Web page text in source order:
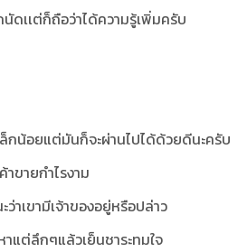
ดเเต่ก็ถือว่าได้ความรู้เพิ่มครับ
กน้อยแต่มันก็จะผ่านไปได้ด้วยดีนะครับ
าขายกำไรงาม
าเขามีเจ้าของอยู่หรือปล่าว
ต่ลึกๆแล้วเย็นชาระทมใจ